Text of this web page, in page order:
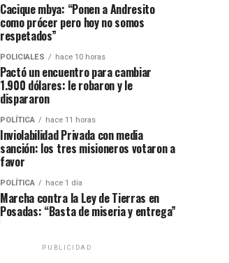
Cacique mbya: “Ponen a Andresito
como prócer pero hoy no somos
respetados”
POLICIALES hace 10 horas
Pactó un encuentro para cambiar
1.900 dólares: le robaron y le
dispararon
POLÍTICA hace 11 horas
Inviolabilidad Privada con media
sanción: los tres misioneros votaron a
favor
POLÍTICA hace 1 día
Marcha contra la Ley de Tierras en
Posadas: “Basta de miseria y entrega”
PUBLICIDAD